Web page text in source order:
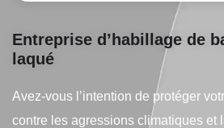
Entreprise d’habillage de
laqué
Avez-vous l’intention de protéger
contre les agressions climatiques et